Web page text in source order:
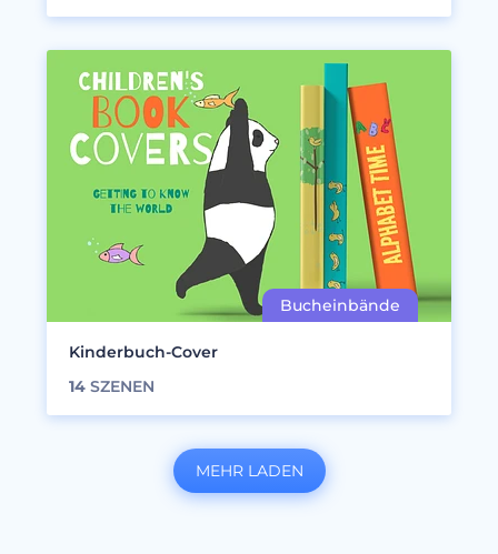
Kinderbuch-Cover
14 SZENEN
MEHR LADEN